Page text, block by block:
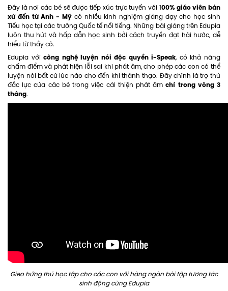
Đây là nơi các bé sẽ được tiếp xúc trực tuyến với 100% giáo viên bản
xứ đến từ Anh - Mỹcó nhiều kinh nghiệm giảng dạy cho học sinh
Tiểu học tại các trường Quốc tế nổi tiếng. Những bài giảng trên Edupia
luôn thu hút và hấp dẫn học sinh bởi cách truyền đạt hài hước, dễ
hiểu từ thầy cô.
Edupia vớicông nghệ luyện nói độc quyền i-Speak, có khả năng
chấm điểm và phát hiện lỗi sai khi phát âm, cho phép các con có thể
luyện nói bất cứ lúc nào cho đến khi thành thạo. Đây chính là trợ thủ
đắc lực của các bé trong việc cải thiện phát âmchỉ trong vòng 3
tháng.
Gieo hứng thú học tập cho các con với hàng ngàn bài tập tương tác
sinh động cùng Edupia